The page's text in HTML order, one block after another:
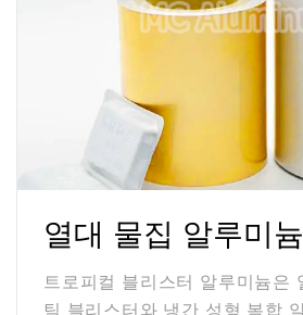
열대 물집 알루미늄
트로피컬 블리스터 알루미늄은
틱 블리스터와 냉간 성형 복합